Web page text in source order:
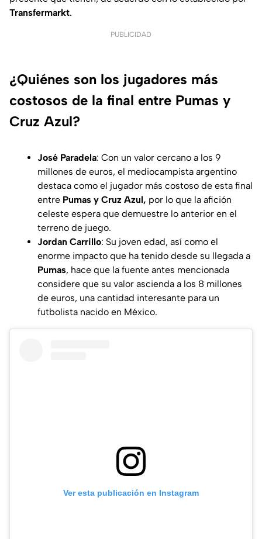
Transfermarkt.
PUBLICIDAD
¿Quiénes son los jugadores más
costosos de la final entre Pumas y
Cruz Azul?
José Paradela: Con un valor cercano a los 9
millones de euros, el mediocampista argentino
destaca como el jugador más costoso de esta final
entre Pumas y Cruz Azul, por lo que la afición
celeste espera que demuestre lo anterior en el
terreno de juego.
Jordan Carrillo: Su joven edad, así como el
enorme impacto que ha tenido desde su llegada a
Pumas, hace que la fuente antes mencionada
considere que su valor ascienda a los 8 millones
de euros, una cantidad interesante para un
futbolista nacido en México.
Ver esta publicación en Instagram